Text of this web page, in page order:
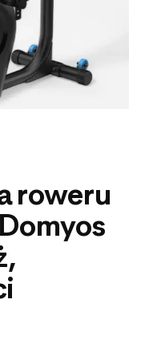
roweru